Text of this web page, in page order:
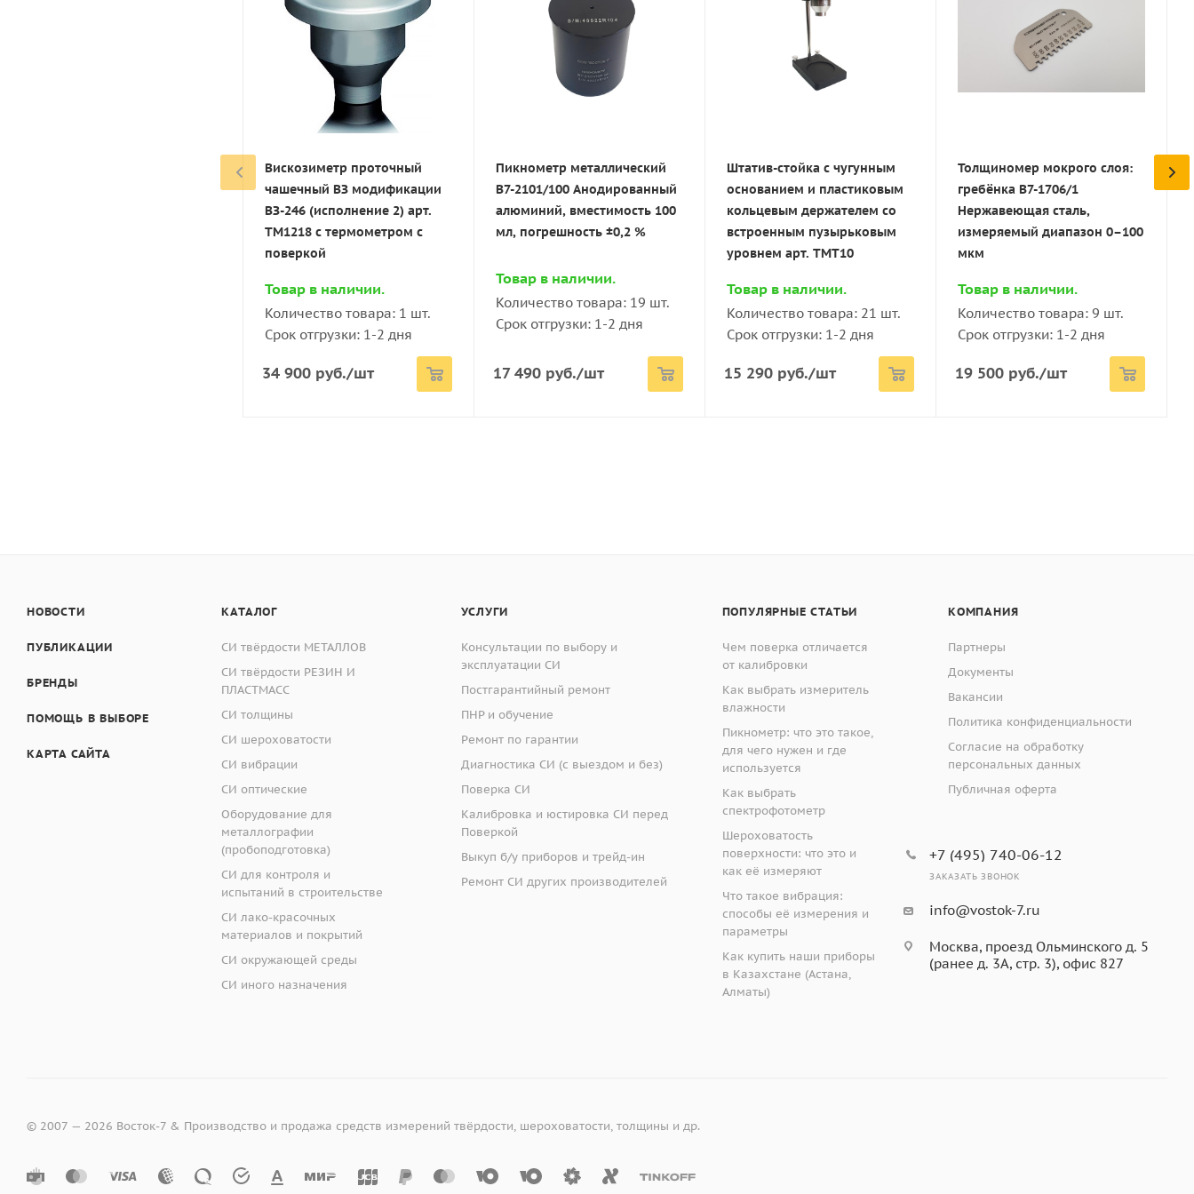
Ротационный цифровой
вискозиметр BGD 152/1S с
поверкой
Подробнее:+7 (495) 740-
06-12
Срок отгрузки: 35-45 дней
235 818руб./шт
Штатив-тренога из
аннодированного
алюминия со встроенным
пузырьковым уровнем арт.
Товар в наличии.
Количество товара: 44 шт.
Срок отгрузки: 1-2 дня
23 900 руб./шт
Штатив-стойка из
нержавеющей стали со
встроенным пузырьковым
Товар в наличии.
Количество товара: 16 шт.
Срок отгрузки: 1-2 дня
30 900руб./шт
Штатив-стойка с
термокожухом из
уровнем арт. ТМТ13
Товар в наличии.
Количество товара: 5 шт.
Срок отгрузки: 1-2 дня
69 190руб./шт
Вискозиметр проточный
чашечный ВЗ модификации
ВЗ-246 (исполнение 2) арт.
TM1218 с термометром с
поверкой
Товар в наличии.
Количество товара: 1 шт.
Срок отгрузки: 1-2 дня
34 900 руб./шт
Пикнометр металлический
В7-2101/100 Анодированный
алюминий, вместимость 100
мл, погрешность ±0,2 %
Товар в наличии.
Количество товара: 19 шт.
Срок отгрузки: 1-2 дня
17 490 руб./шт
Штатив-стойка с чугунным
основанием и пластиковым
кольцевым держателем со
встроенным пузырьковым
уровнем арт. ТМТ10
Товар в наличии.
Количество товара: 21 шт.
Срок отгрузки: 1-2 дня
15 290 руб./шт
Толщиномер мокрого слоя:
гребёнка В7-1706/1
Нержавеющая сталь,
измеряемый диапазон 0–100
мкм
Товар в наличии.
Количество товара: 9 шт.
Срок отгрузки: 1-2 дня
19 500 руб./шт
НОВОСТИ
ПУБЛИКАЦИИ
БРЕНДЫ
ПОМОЩЬ В ВЫБОРЕ
КАРТА САЙТА
КАТАЛОГ
СИ твёрдости МЕТАЛЛОВ
СИ твёрдости РЕЗИН И
ПЛАСТМАСС
СИ толщины
СИ шероховатости
СИ вибрации
СИ оптические
Оборудование для
металлографии
(пробоподготовка)
СИ для контроля и
испытаний в строительстве
СИ лако-красочных
материалов и покрытий
СИ окружающей среды
СИ иного назначения
УСЛУГИ
Консультации по выбору и
эксплуатации СИ
Постгарантийный ремонт
ПНР и обучение
Ремонт по гарантии
Диагностика СИ (с выездом и без)
Поверка СИ
Калибровка и юстировка СИ перед
Поверкой
Выкуп б/у приборов и трейд-ин
Ремонт СИ других производителей
ПОПУЛЯРНЫЕ СТАТЬИ
Чем поверка отличается
от калибровки
Как выбрать измеритель
влажности
Пикнометр: что это такое,
для чего нужен и где
используется
Как выбрать
спектрофотометр
Шероховатость
поверхности: что это и
как её измеряют
Что такое вибрация:
способы её измерения и
параметры
Как купить наши приборы
в Казахстане (Астана,
Алматы)
КОМПАНИЯ
Партнеры
Документы
Вакансии
Политика конфиденциальности
Согласие на обработку
персональных данных
Публичная оферта
+7 (495) 740-06-12
ЗАКАЗАТЬ ЗВОНОК
info@vostok-7.ru
Москва, проезд Ольминского д. 5
(ранее д. 3А, стр. 3), офис 827
© 2007 — 2026 Восток-7 & Производство и продажа средств измерений твёрдости, шероховатости, толщины и др.